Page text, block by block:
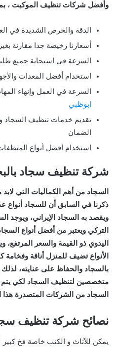
وأفضل شركات تنظيف الموكيت ،
الدقة والحرص الشديدة في
أسعارنا رخيصة جدا مقارنة
السرعة في استجابة جميع
استخدام أفضل المعدات
السرعة في العمل وإنهاء
ابوظبي
تقديم خدمات تنظيف السجاد
الضمان
استخدام أفضل أنواع
شركة تنظيف سجاد
السجاد من أهم الكماليات التي
ذكرنا في السابق أن للسجاد أنواع
ويقصد به السجاد الإيراني، ويوجد
التركي ويعتبر من أفضل أنواع
اليدوي ذو القيمة والسعر
الأنواع تضيف للمنزل أناقة وفخامة
بالسجاد والحفاظ على عنايته،
متخصصين لتنظيف السجاد لكي يتم
السجاد من الشركات المتصدرة هذا
نصائح شركة تنظيف
يمكن للآثاث و الكنب خاصة فخ كبير